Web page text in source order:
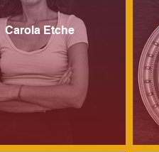
Carola Etche